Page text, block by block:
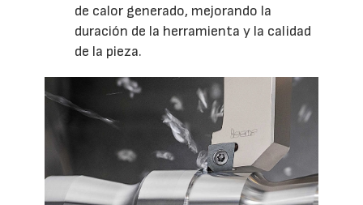
de calor generado, mejorando la
duración de la herramienta y la calidad
de la pieza.